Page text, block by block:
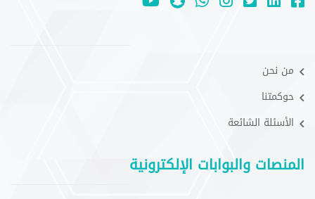
من نحن
حوكمتنا
الأسئلة الشائعة
المنصات والبوابات الإلكترونية